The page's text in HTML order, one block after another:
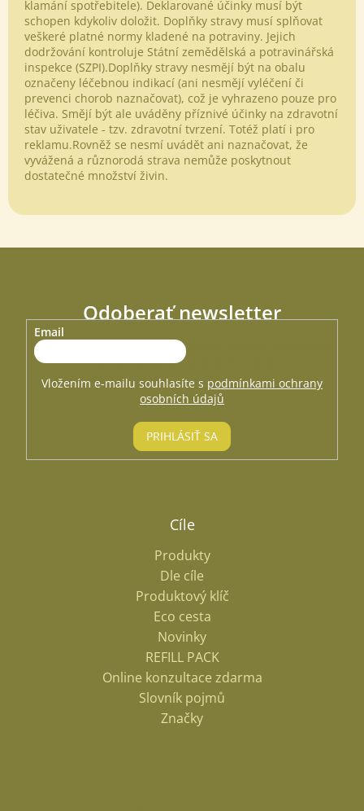
klamání spotřebitele). Deklarované účinky musí být
schopen kdykoliv doložit. Doplňky stravy musí splňovat
veškeré platné normy kladené na potraviny. Jejich
dodržování kontroluje Státní zemědělská a potravinářská
inspekce (SZPI).Doplňky stravy nesmějí být na obalu
označeny léčebnou indikací (ani nesmějí vyléčení či
prevenci chorob naznačovat), což je vyhrazeno pouze pro
léčiva. Smějí být ale uváděny příznivé účinky na zdravotní
stav uživatele - tzv. zdravotní tvrzení. Totéž platí i pro
reklamu.Rovněž se nesmí uvádět ani naznačovat, že
vyvážená a různorodá strava nemůže poskytnout
dostatečné množství živin.
Odoberať newsletter
Vložte svoj e-mail a my Vám budeme zasielať informácie o
nových produktoch na našom e-shope.
Email
Vložením e-mailu souhlasíte s podmínkami ochrany
osobních údajů
PRIHLÁSIŤ SA
Cíle
Produkty
Dle cíle
Produktový klíč
Eco cesta
Novinky
REFILL PACK
Online konzultace zdarma
Slovník pojmů
Značky